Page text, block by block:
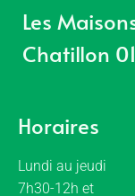
Les
Chatillon
Horaires
Lundi au jeudi
7h30-12h et